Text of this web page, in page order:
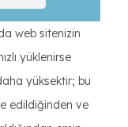
web sitenizin
yüklenirse
yüksektir; bu
edildiğinden ve